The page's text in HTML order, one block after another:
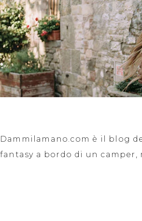
Dammilamano.com è il blog
fantasy a bordo di un camper,